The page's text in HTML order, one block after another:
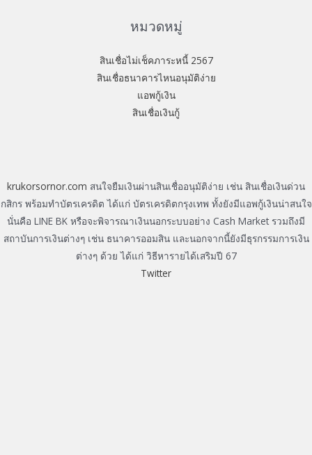
หมวดหมู่
สินเชื่อไม่เช็คภาระหนี้ 2567
สินเชื่อธนาคารไหนอนุมัติง่าย
แอพกู้เงิน
สินเชื่อเงินกู้
krukorsornor.com สนใจยืมเงินผ่านสินเชื่ออนุมัติง่าย เช่น สินเชื่อเงินด่วน
กสิกร พร้อมทำบัตรเครดิต ได้แก่ บัตรเครดิตกรุงเทพ ทั้งยังมีแอพกู้เงินน่าสนใจ
นั่นคือ LINE BK หรือจะพิจารณาเงินนอกระบบอย่าง Cash Market รวมถึงมี
สถาบันการเงินต่างๆ เช่น ธนาคารออมสิน และนอกจากนี้ยังมีธุรกรรมการเงิน
ต่างๆ ด้วย ได้แก่ วิธีหารายได้เสริมปี 67
Twitter